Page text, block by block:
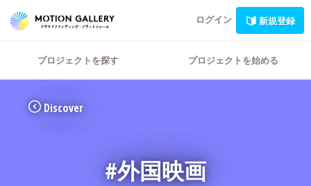
ログイン 新規登録
プロジェクトを探す プロジェクトを始める
Discover
#外国映画